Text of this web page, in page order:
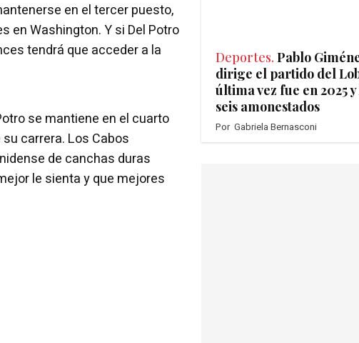
en el tercer puesto,
en Washington. Y si Del Potro
tendrá que acceder a la
se mantiene en el cuarto
carrera. Los Cabos
de canchas duras
le sienta y que mejores
Deportes. Pablo
dirige el partido del
última vez fue en 2025
seis amonestados
Por Gabriela Bernasconi